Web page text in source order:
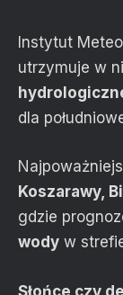
Instytut
utrzymuje w
dla
Koszarawy,
gdzie
wody w
Słońce czy